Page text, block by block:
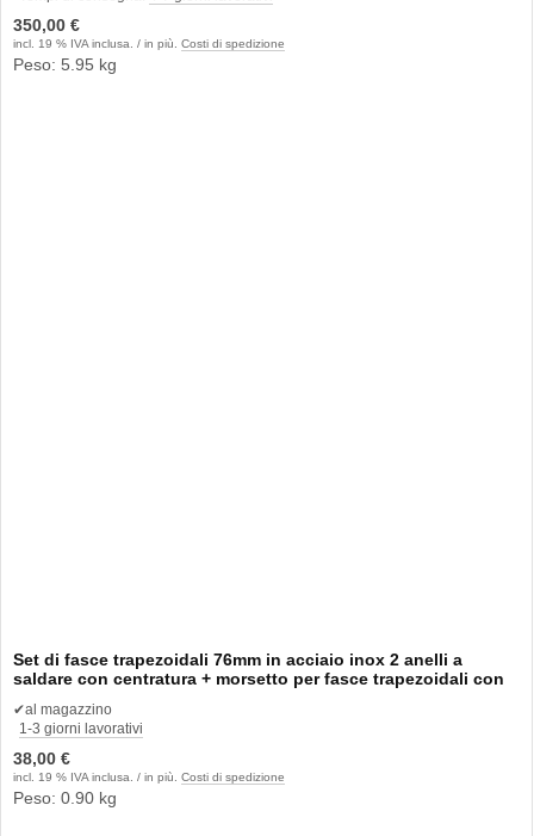
350,00 €
incl. 19 % IVA inclusa. / in più. Costi di spedizione
Peso: 5.95 kg
Set di fasce trapezoidali 76mm in acciaio inox 2 anelli a
saldare con centratura + morsetto per fasce trapezoidali con
✔al magazzino
1-3 giorni lavorativi
38,00 €
incl. 19 % IVA inclusa. / in più. Costi di spedizione
Peso: 0.90 kg